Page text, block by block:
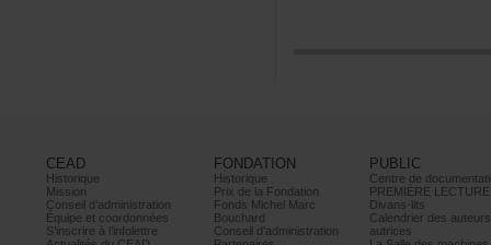
CEAD
Historique
Mission
Conseild’administration
Équipeetcoordonnées
S’inscrireàl’infolettre
FONDATION
Historique
PrixdelaFondation
FondsMichelMarc
Bouchard
Conseild’administration
PUBLIC
PREMIÈRELECTURE
Divans-lits
autrices